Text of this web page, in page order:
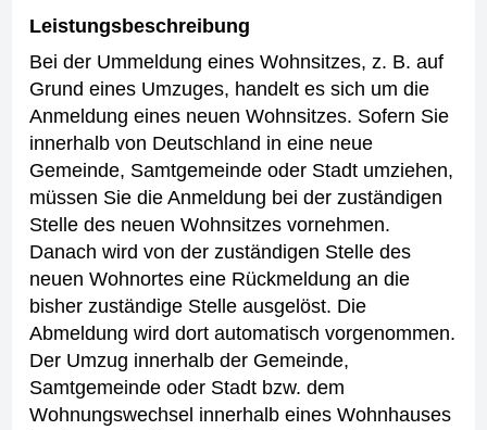
Leistungsbeschreibung
Bei der Ummeldung eines Wohnsitzes, z. B. auf
Grund eines Umzuges, handelt es sich um die
Anmeldung eines neuen Wohnsitzes. Sofern Sie
innerhalb von Deutschland in eine neue
Gemeinde, Samtgemeinde oder Stadt umziehen,
müssen Sie die Anmeldung bei der zuständigen
Stelle des neuen Wohnsitzes vornehmen.
Danach wird von der zuständigen Stelle des
neuen Wohnortes eine Rückmeldung an die
bisher zuständige Stelle ausgelöst. Die
Abmeldung wird dort automatisch vorgenommen.
Der Umzug innerhalb der Gemeinde,
Samtgemeinde oder Stadt bzw. dem
Wohnungswechsel innerhalb eines Wohnhauses